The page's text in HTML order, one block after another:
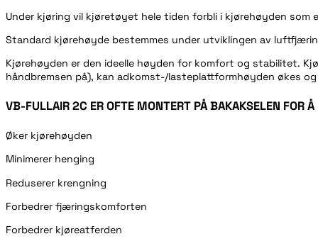
Under kjøring vil kjøretøyet hele tiden forbli i kjørehøyden som
Standard kjørehøyde bestemmes under utviklingen av
Kjørehøyden er den ideelle høyden for komfort og stabilitet.
håndbremsen på), kan adkomst-/lasteplattformhøyden økes
VB-FULLAIR 2C ER OFTE MONTERT PÅ BAKAKSELEN FOR
Øker kjørehøyden
Minimerer henging
Reduserer krengning
Forbedrer fjæringskomforten
Forbedrer kjøreatferden